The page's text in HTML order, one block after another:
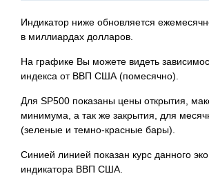
Индикатор ниже обновляется
в миллиардах долларов.
На графике Вы можете видеть
индекса от ВВП США (помесячно).
Для SP500 показаны цены открытия,
минимума, а так же закрытия, для
(зеленые и темно-красные бары).
Синией линией показан курс данного
индикатора ВВП США.